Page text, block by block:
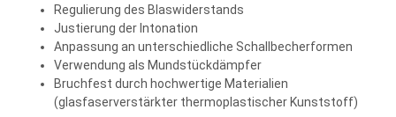
Regulierung des Blaswiderstands
Justierung der Intonation
Anpassung an unterschiedliche Schallbecherformen
Verwendung als Mundstückdämpfer
Bruchfest durch hochwertige Materialien
(glasfaserverstärkter thermoplastischer Kunststoff)